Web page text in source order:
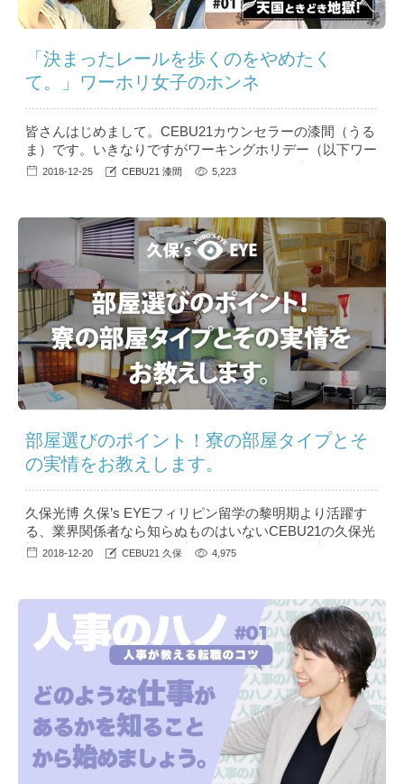
「決まったレールを歩くのをやめたく
て。」ワーホリ女子のホンネ
皆さんはじめまして。CEBU21カウンセラーの漆間（うる
ま）です。いきなりですがワーキングホリデー（以下ワー
ホリ）という制度をご存知でしょうか？海外生活に興味の
バリ仕事をしていた24歳の時、オーストラリアで1年間海
外生活を実現させました。そんな私が経験したワーホリの
良かった...
2018-12-25 CEBU21 漆間 5,223
部屋選びのポイント！寮の部屋タイプとそ
の実情をお教えします。
久保光博 久保’s EYEフィリピン留学の黎明期より活躍す
る、業界関係者なら知らぬものはいないCEBU21の久保光
博（クボ ミツヒロ）。彼独自の切り口が鋭い視点でフィ
語ってもらいます。 目次 1 学生が多い/少ない学校を見抜
くポイントは...
2018-12-20 CEBU21 久保 4,975